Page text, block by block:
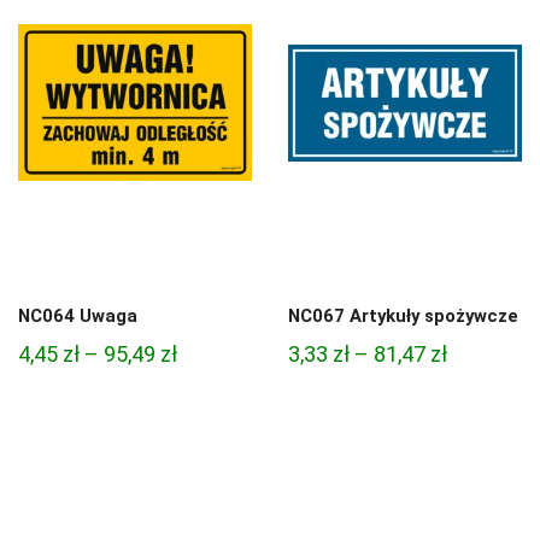
68,74 zł
95,49 zł
NC064 Uwaga
4,45 zł – 95,49 złZakres
NC067 Artykuły spożywcze
3,33 zł – 81,47 złZakres